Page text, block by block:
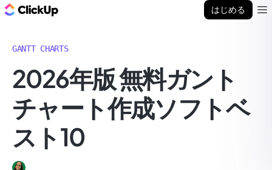
はじめる
GANTT CHARTS
2026年版 無料ガント
チャート作成ソフトベ
スト10